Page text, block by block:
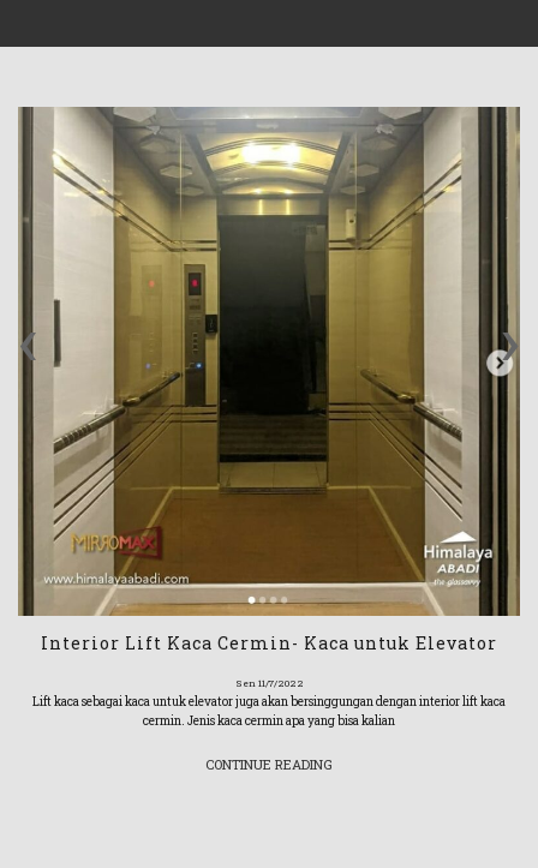
Interior Lift Kaca Cermin- Kaca untuk Elevator
Sen 11/7/2022
Lift kaca sebagai kaca untuk elevator juga akan bersinggungan dengan interior lift kaca
cermin. Jenis kaca cermin apa yang bisa kalian
CONTINUE READING
‹ ›